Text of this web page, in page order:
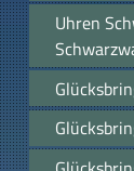
Uhren